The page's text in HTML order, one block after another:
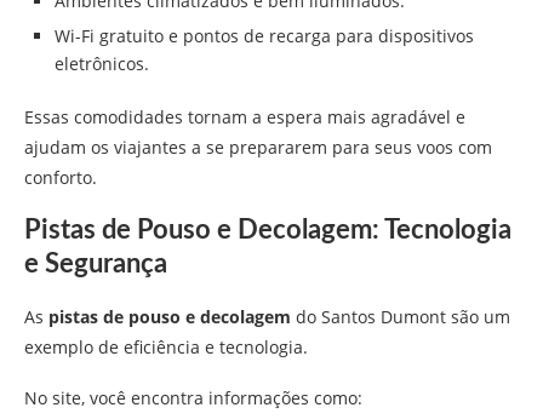
Wi-Fi gratuito e pontos de recarga para dispositivos
eletrônicos.
Essas comodidades tornam a espera mais agradável e
ajudam os viajantes a se prepararem para seus voos com
conforto.
Pistas de Pouso e Decolagem: Tecnologia
e Segurança
As pistas de pouso e decolagem do Santos Dumont são um
exemplo de eficiência e tecnologia.
No site, você encontra informações como: